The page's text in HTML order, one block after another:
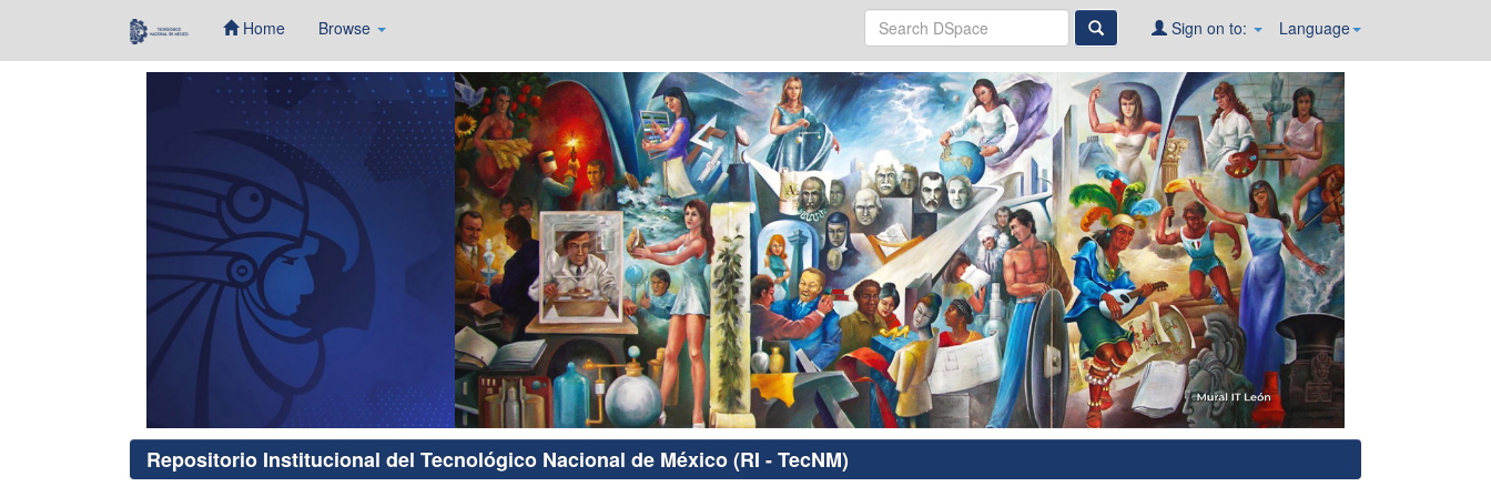
Home Browse Language
Sign on to:
Repositorio Institucional del Tecnológico Nacional de México (RI - TecNM)